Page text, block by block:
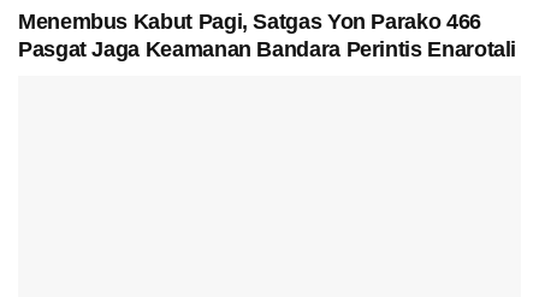
Menembus Kabut Pagi, Satgas Yon Parako 466
Pasgat Jaga Keamanan Bandara Perintis Enarotali